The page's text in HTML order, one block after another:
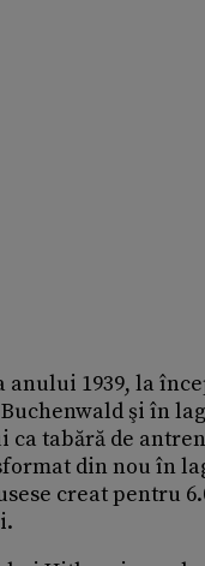
anului 1939, la
şi în
tabără de
din nou în
creat pentru